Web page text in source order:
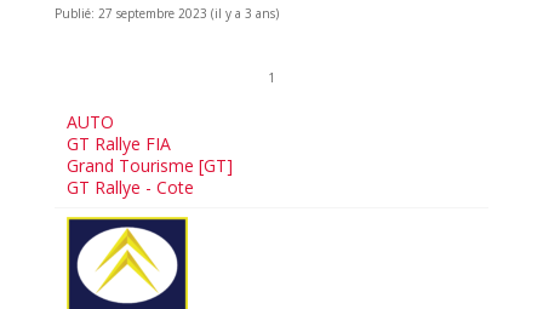
Publié: 27 septembre 2023 (il y a 3 ans)
1
AUTO
GT Rallye FIA
Grand Tourisme [GT]
GT Rallye - Cote